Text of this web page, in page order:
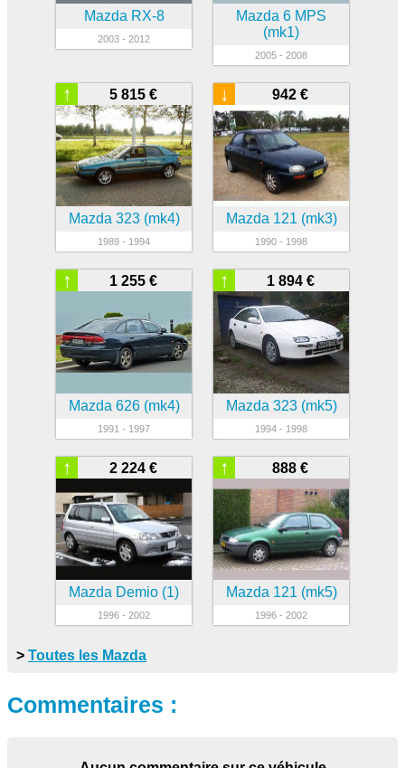
Mazda RX-8
2003 - 2012
Mazda 6 MPS
(mk1)
2005 - 2008
5 815 €
↑
Mazda 323 (mk4)
1989 - 1994
942 €
↓
Mazda 121 (mk3)
1990 - 1998
1 255 €
↑
Mazda 626 (mk4)
1991 - 1997
1 894 €
↑
Mazda 323 (mk5)
1994 - 1998
2 224 €
↑
Mazda Demio (1)
1996 - 2002
888 €
↑
Mazda 121 (mk5)
1996 - 2002
> Toutes les Mazda
Commentaires :